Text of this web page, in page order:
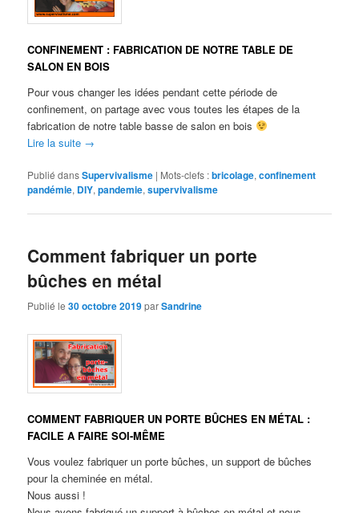
CONFINEMENT : FABRICATION DE NOTRE TABLE DE
SALON EN BOIS
Pour vous changer les idées pendant cette période de
confinement, on partage avec vous toutes les étapes de la
fabrication de notre table basse de salon en bois
Lire la suite →
Publié dansSupervivalisme | Mots-clefs :bricolage,confinement
pandémie, DIY,pandemie,supervivalisme
Comment fabriquer un porte
bûches en métal
Publié le30 octobre 2019parSandrine
COMMENT FABRIQUER UN PORTE BÛCHES EN MÉTAL :
FACILE A FAIRE SOI-MÊME
Vous voulez fabriquer un porte bûches, un support de bûches
pour la cheminée en métal.
Nous aussi !